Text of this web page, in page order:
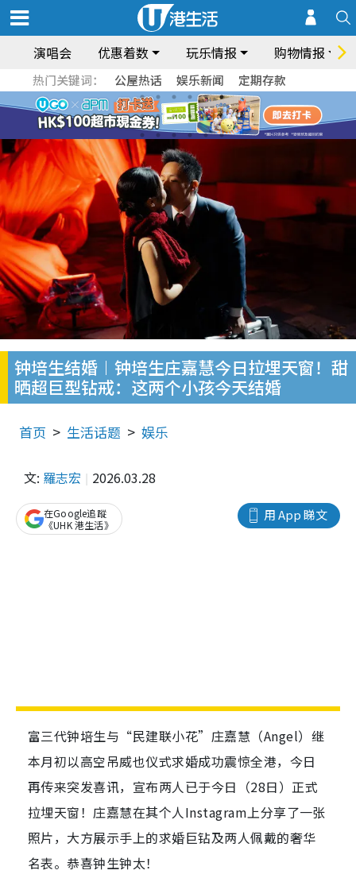
演唱会 优惠着数 玩乐情报 购物情报
热门关键词： 公屋热话 娱乐新闻 定期存款
钟培生结婚︱钟培生庄嘉慧今日拉埋天窗！甜
晒超巨型钻戒：这两个小孩今天结婚
首页 生活话题 娱乐
文: 羅志宏 2026.03.28
用 App 睇文
在Google追蹤
《UHK 港生活》
富三代钟培生与“民建联小花”庄嘉慧（Angel）继
本月初以高空吊威也仪式求婚成功震惊全港，今日
再传来突发喜讯，宣布两人已于今日（28日）正式
拉埋天窗！庄嘉慧在其个人Instagram上分享了一张
照片，大方展示手上的求婚巨钻及两人佩戴的奢华
名表。恭喜钟生钟太！